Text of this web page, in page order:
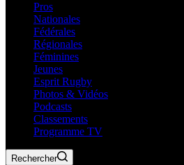
Pros
Nationales
Fédérales
Régionales
Féminines
Jeunes
Esprit Rugby
Photos & Vidéos
Podcasts
Classements
Programme TV
Rechercher